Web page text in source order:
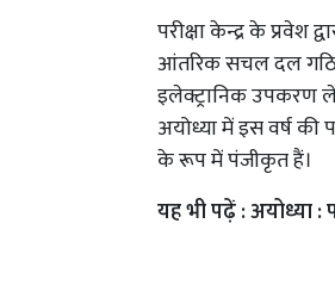
परीक्षा केन्द्र के प्रवेश
आंतरिक सचल दल गठित
इलेक्ट्रानिक उपकरण
अयोध्या में इस वर्ष की
के रूप में पंजीकृत हैं।
यह भी पढ़ें :अयोध्या :